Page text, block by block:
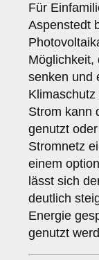
Für
Aspenstedt
Möglichkeit,
senken und
Strom kann
genutzt
Stromnetz
einem
lässt sich
deutlich
Energie
genutzt